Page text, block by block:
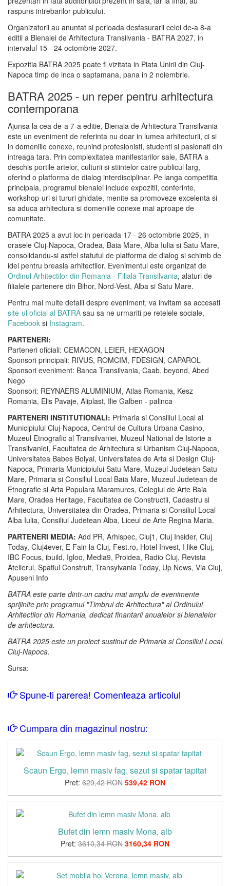
raspuns intrebarilor publicului.
Organizatorii au anuntat si perioada desfasurarii celei de-a 8-a
editii a Bienalei de Arhitectura Transilvania - BATRA 2027, in
intervalul 15 - 24 octombrie 2027.
Expozitia BATRA 2025 poate fi vizitata in Piata Unirii din Cluj-
Napoca timp de inca o saptamana, pana in 2 noiembrie.
BATRA 2025 - un reper pentru arhitectura
contemporana
Ajunsa la cea de-a 7-a editie, Bienala de Arhitectura Transilvania
este un eveniment de referinta nu doar in lumea arhitecturii, ci si
in domeniile conexe, reunind profesionisti, studenti si pasionati din
intreaga tara. Prin complexitatea manifestarilor sale, BATRA a
deschis portile artelor, culturii si stiintelor catre publicul larg,
oferind o platforma de dialog interdisciplinar. Pe langa competitia
principala, programul bienalei include expozitii, conferinte,
workshop-uri si tururi ghidate, menite sa promoveze excelenta si
sa aduca arhitectura si domeniile conexe mai aproape de
comunitate.
BATRA 2025 a avut loc in perioada 17 - 26 octombrie 2025, in
orasele Cluj-Napoca, Oradea, Baia Mare, Alba Iulia si Satu Mare,
consolidandu-si astfel statutul de platforma de dialog si schimb de
idei pentru breasla arhitectilor. Evenimentul este organizat de
Ordinul Arhitectilor din Romania - Filiala Transilvania, alaturi de
filialele partenere din Bihor, Nord-Vest, Alba si Satu Mare.
Pentru mai multe detalii despre eveniment, va invitam sa accesati
site-ul oficial al BATRA sau sa ne urmariti pe retelele sociale,
Facebook si Instagram.
PARTENERI:
Parteneri oficiali: CEMACON, LEIER, HEXAGON
Sponsori principali: RIVUS, ROMCIM, FDESIGN, CAPAROL
Sponsori eveniment: Banca Transilvania, Caab, beyond, Abed
Nego
Sponsori: REYNAERS ALUMINIUM, Atlas Romania, Kesz
Romania, Elis Pavaje, Aliplast, Ilie Galben - palinca
PARTENERI INSTITUTIONALI: Primaria si Consiliul Local al
Municipiului Cluj-Napoca, Centrul de Cultura Urbana Casino,
Muzeul Etnografic al Transilvaniei, Muzeul National de Istorie a
Transilvaniei, Facultatea de Arhitectura si Urbanism Cluj-Napoca,
Universitatea Babes Bolyai, Universitatea de Arta si Design Cluj-
Napoca, Primaria Municipiului Satu Mare, Muzeul Judetean Satu
Mare, Primaria si Consiliul Local Baia Mare, Muzeul Judetean de
Etnografie si Arta Populara Maramures, Colegiul de Arte Baia
Mare, Oradea Heritage, Facultatea de Constructii, Cadastru si
Arhitectura, Universitatea din Oradea, Primaria si Consiliul Local
Alba Iulia, Consiliul Judetean Alba, Liceul de Arte Regina Maria.
PARTENERI MEDIA: Add PR, Arhispec, Cluj1, Cluj Insider, Cluj
Today, Cluj4ever, E Fain la Cluj, Fest.ro, Hotel Invest, I like Cluj,
IBC Focus, ibuild, Igloo, Media9, Proidea, Radio Cluj, Revista
Atelierul, Spatiul Construit, Transylvania Today, Up News, Via Cluj,
Apuseni Info
BATRA este parte dintr-un cadru mai amplu de evenimente
sprijinite prin programul "Timbrul de Arhitectura" al Ordinului
Arhitectilor din Romania, dedicat finantarii anualelor si bienalelor
de arhitectura.
BATRA 2025 este un proiect sustinut de Primaria si Consiliul Local
Cluj-Napoca.
Sursa:
Spune-ti parerea! Comenteaza articolul
Cumpara din magazinul nostru:
Scaun Ergo, lemn masiv fag, sezut si spatar tapitat
Pret: 629,42 RON 539,42 RON
Bufet din lemn masiv Mona, alb
Pret: 3610,34 RON 3160,34 RON